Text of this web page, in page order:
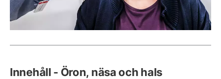
Innehåll - Öron, näsa och hals